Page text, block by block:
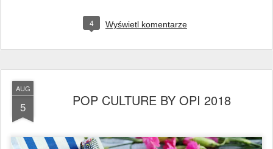
4 Wyświetl komentarze
AUG
5 POP CULTURE BY OPI 2018